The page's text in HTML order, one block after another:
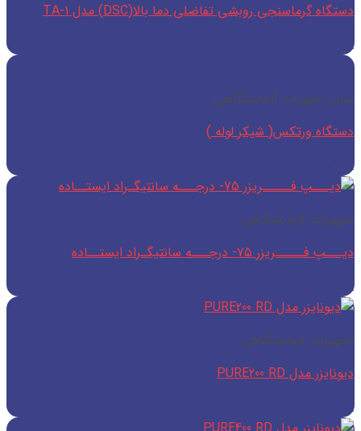
دستگاه گرماسنجی روبشی تفاضلی دما بالا(DSC) مدل TA-1
اطلاعات بیشتر
سایر تجهیزات آزمایشگاهی
دستگاه ورتکس( شیکر لوله )
اطلاعات بیشتر
تجهیزات آزمایشگاهی
دیـــپ فـــــریزر ۷۵- درجـــه سانتیگـراد ایستــاده
اطلاعات بیشتر
تجهیزات آزمایشگاهی
دیونایزر مدل PURE200 RD
اطلاعات بیشتر